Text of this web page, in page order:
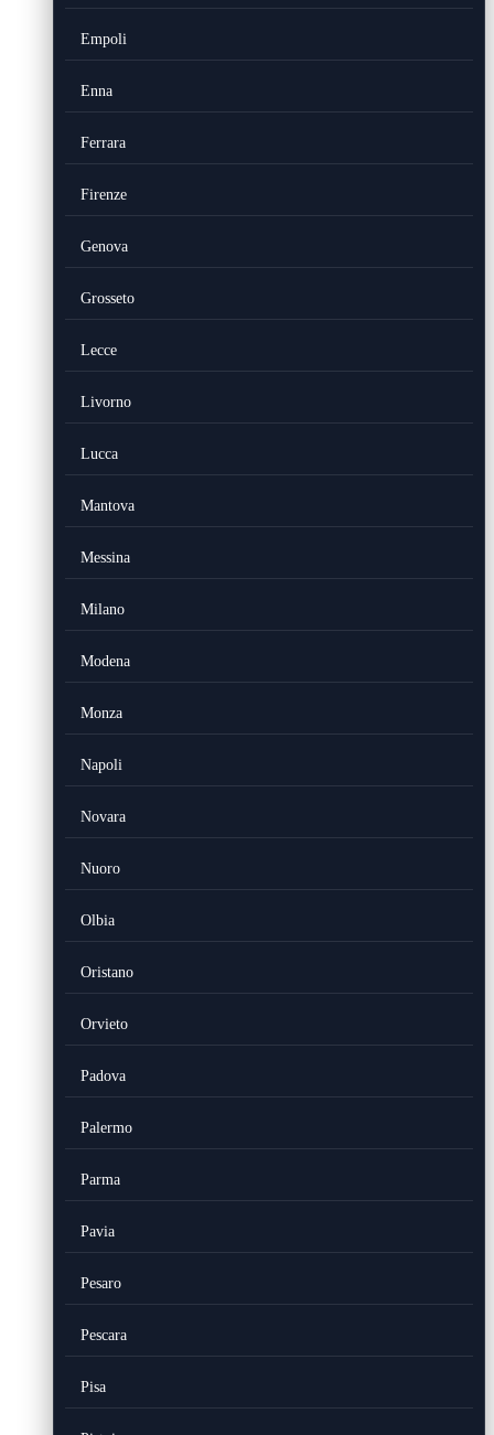
Empoli
Enna
Ferrara
Firenze
Genova
Grosseto
Lecce
Livorno
Lucca
Mantova
Messina
Milano
Modena
Monza
Napoli
Novara
Nuoro
Olbia
Oristano
Orvieto
Padova
Palermo
Parma
Pavia
Pesaro
Pescara
Pisa